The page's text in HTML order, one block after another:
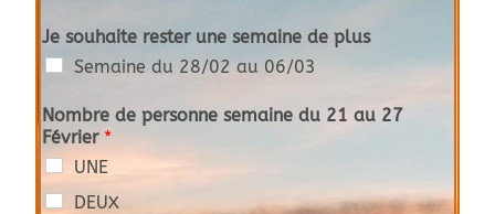
Je souhaite rester une semaine de plus
Semaine du 28/02 au 06/03
Nombre de personne semaine du 21 au 27
Février *
UNE
DEUX